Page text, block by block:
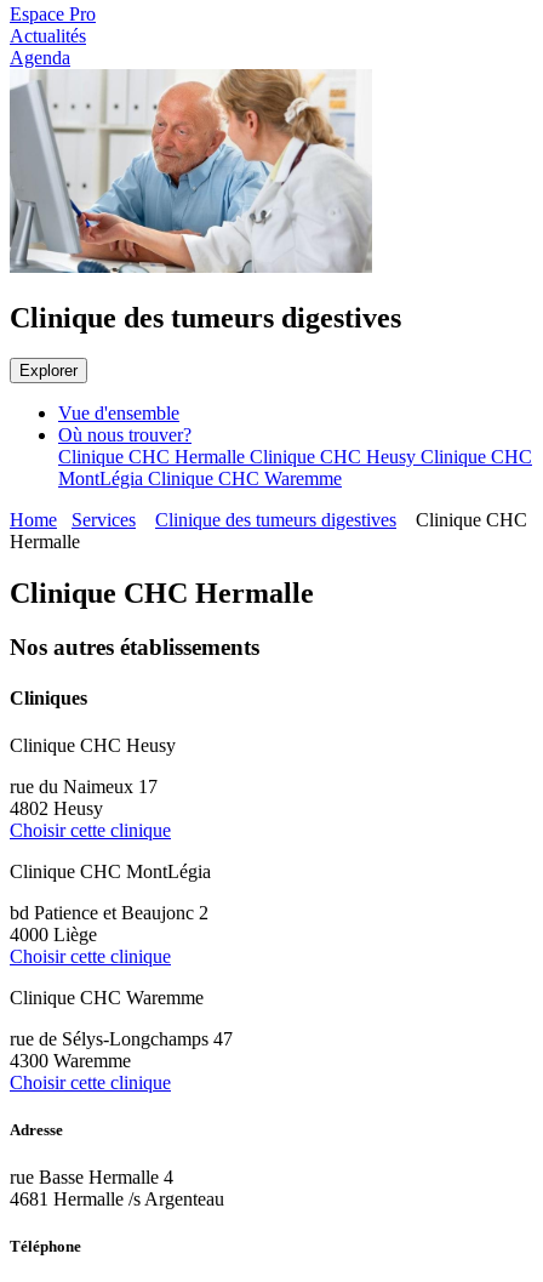
Espace Pro
Actualités
Agenda
Clinique des tumeurs digestives
Explorer
Vue d'ensemble
Où nous trouver?
Clinique CHC Hermalle Clinique CHC Heusy Clinique CHC
MontLégia Clinique CHC Waremme
Home
Services Clinique des tumeurs digestives
Clinique CHC
Hermalle
Clinique CHC Hermalle
Nos autres établissements
Cliniques
Clinique CHC Heusy
rue du Naimeux 17
4802 Heusy
Choisir cette clinique
Clinique CHC MontLégia
bd Patience et Beaujonc 2
4000 Liège
Choisir cette clinique
Clinique CHC Waremme
rue de Sélys-Longchamps 47
4300 Waremme
Choisir cette clinique
Adresse
rue Basse Hermalle 4
4681 Hermalle /s Argenteau
Téléphone